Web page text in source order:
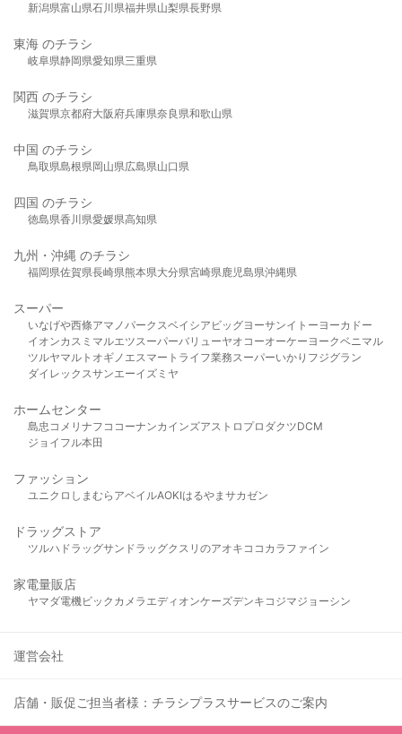
新潟県富山県石川県福井県山梨県長野県
東海 のチラシ
岐阜県静岡県愛知県三重県
関西 のチラシ
滋賀県京都府大阪府兵庫県奈良県和歌山県
中国 のチラシ
鳥取県島根県岡山県広島県山口県
四国 のチラシ
徳島県香川県愛媛県高知県
九州・沖縄 のチラシ
福岡県佐賀県長崎県熊本県大分県宮崎県鹿児島県沖縄県
スーパー
いなげや西條アマノパークスベイシア ビッグヨーサンイトーヨーカドー
イオンカスミ マルエツスーパーバリューヤオコーオーケー ヨークベニマル
ツルヤマルト オギノ エスマート ライフ業務スーパーいかり フジグラン
ダイレックスサンエーイズミヤ
ホームセンター
島忠 コメリ ナフコ コーナンカインズアストロプロダクツDCM
ジョイフル本田
ファッション
ユニクロ しまむら アベイルAOKIはるやま サカゼン
ドラッグストア
ツルハドラッグサンドラッグクスリのアオキ ココカラファイン
家電量販店
ヤマダ電機ビックカメラ エディオンケーズデンキ コジマジョーシン
運営会社
店舗・販促ご担当者様：チラシプラスサービスのご案内